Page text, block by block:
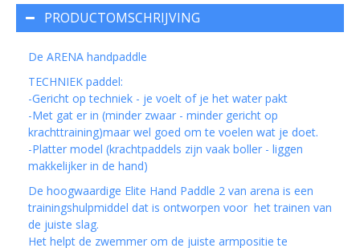
PRODUCTOMSCHRIJVING
De ARENA handpaddle
TECHNIEK paddel:
-Gericht op techniek - je voelt of je het water pakt
-Met gat er in (minder zwaar - minder gericht op
krachttraining)maar wel goed om te voelen wat je doet.
-Platter model (krachtpaddels zijn vaak boller - liggen
makkelijker in de hand)
De hoogwaardige Elite Hand Paddle 2 van arena is een
trainingshulpmiddel dat is ontworpen voor het trainen van
de juiste slag.
Het helpt de zwemmer om de juiste armpositie te